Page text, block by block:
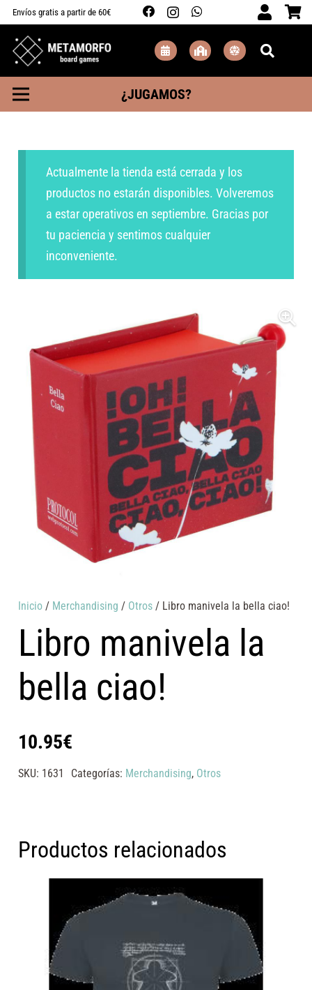
Envíos gratis a partir de 60€
¿JUGAMOS?
Actualmente la tienda está cerrada y los
productos no estarán disponibles. Volveremos
a estar operativos en septiembre. Gracias por
tu paciencia y sentimos cualquier
inconveniente.
Inicio / Merchandising / Otros / Libro manivela la bella ciao!
Libro manivela la
bella ciao!
10.95€
SKU: 1631 Categorías: Merchandising, Otros
Productos relacionados